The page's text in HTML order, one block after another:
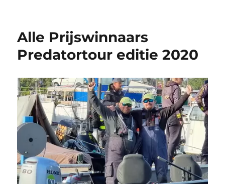
Alle Prijswinnaars
Predatortour editie 2020